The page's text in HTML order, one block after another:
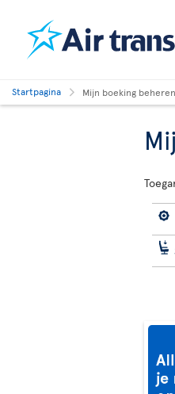
Startpagina Mijn boeking beheren